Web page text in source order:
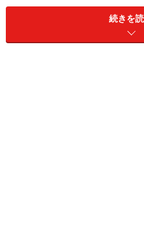
れども、忙しくて…」という
中心の人には、ぜひ知ってほ
して、健康で美味しい食生活
続きを